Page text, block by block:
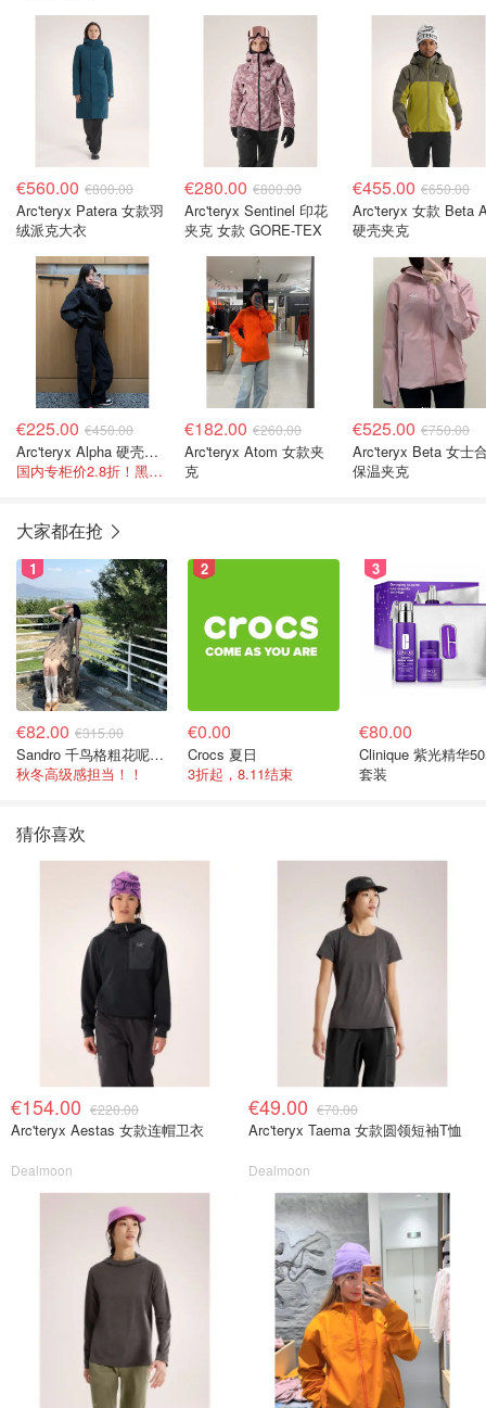
€560.00 €800.00
Arc'teryx Patera 女款羽
绒派克大衣
€280.00 €800.00
Arc'teryx Sentinel 印花
夹克 女款 GORE-TEX
€455.00 €650.00
Arc'teryx 女款 Beta
硬壳夹克
€225.00 €450.00
Arc'teryx Alpha 硬壳冲锋衣
国内专柜价2.8折！黑武士超帅！可挡雨！
€182.00 €260.00
Arc'teryx Atom 女款夹
克
€525.00 €750.00
Arc'teryx Beta 女士
保温夹克
大家都在抢
1
€82.00 €315.00
Sandro 千鸟格粗花呢连衣裙
秋冬高级感担当！！
2
€0.00
Crocs 夏日
3折起，8.11结束
3
€80.00
Clinique 紫光精华
套装
猜你喜欢
€154.00 €220.00
Arc'teryx Aestas 女款连帽卫衣
Dealmoon
€49.00 €70.00
Arc'teryx Taema 女款圆领短袖T恤
Dealmoon